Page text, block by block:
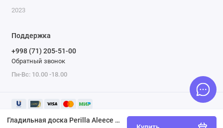
Гладильная доска Perilla Aleece 214439
2023
Поддержка
+998 (71) 205-51-00
Обратный звонок
Пн-Вс: 10.00 -18.00